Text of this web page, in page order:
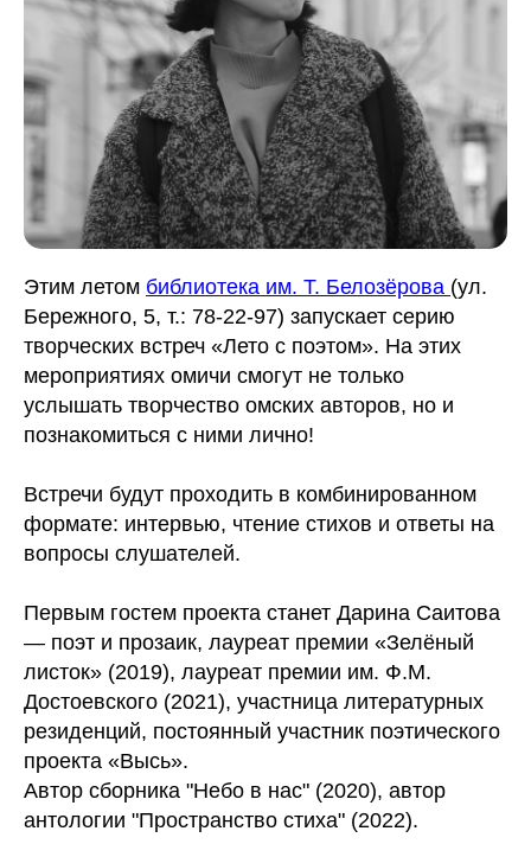
Этим летом библиотека им. Т. Белозёрова (ул.
Бережного, 5, т.: 78-22-97) запускает серию
творческих встреч «Лето с поэтом». На этих
мероприятиях омичи смогут не только
услышать творчество омских авторов, но и
познакомиться с ними лично!
Встречи будут проходить в комбинированном
формате: интервью, чтение стихов и ответы на
вопросы слушателей.
Первым гостем проекта станет Дарина Саитова
— поэт и прозаик, лауреат премии «Зелёный
листок» (2019), лауреат премии им. Ф.М.
Достоевского (2021), участница литературных
резиденций, постоянный участник поэтического
проекта «Высь».
Автор сборника "Небо в нас" (2020), автор
антологии "Пространство стиха" (2022).